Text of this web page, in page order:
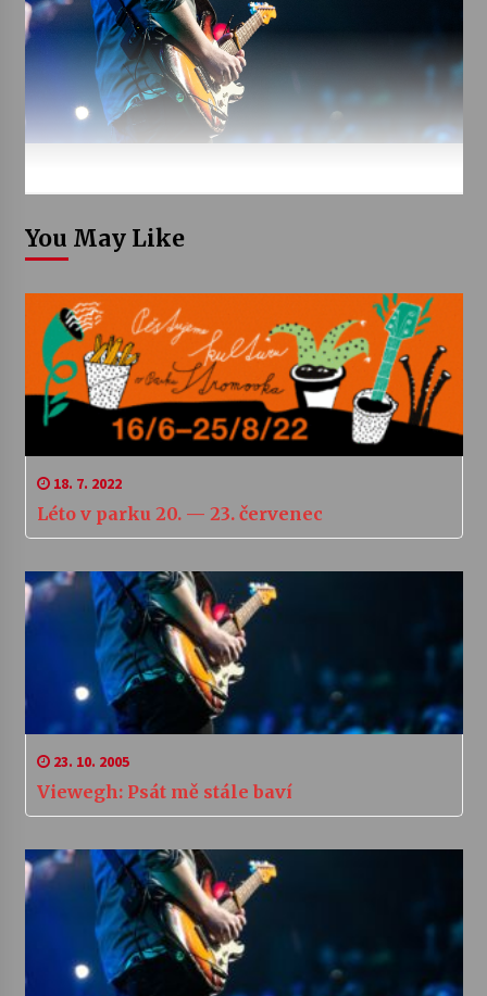
You May Like
18. 7. 2022
Léto v parku 20. — 23. červenec
23. 10. 2005
Viewegh: Psát mě stále baví